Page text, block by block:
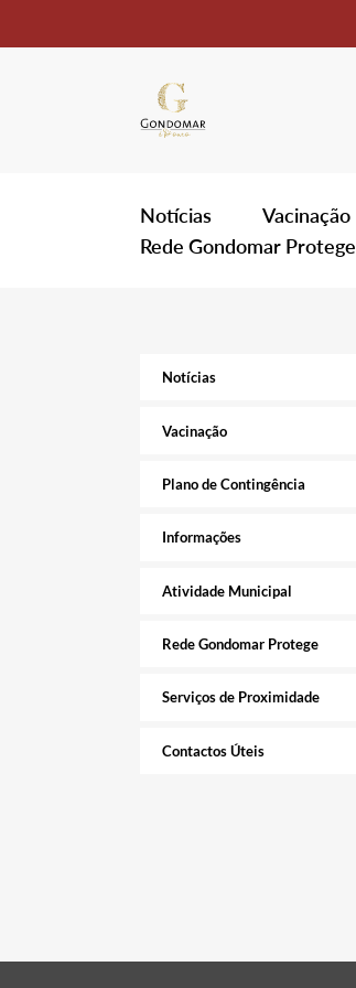
Notícias Vacinação
Rede Gondomar Protege
Notícias
Vacinação
Plano de Contingência
Informações
Atividade Municipal
Rede Gondomar Protege
Serviços de Proximidade
Contactos Úteis